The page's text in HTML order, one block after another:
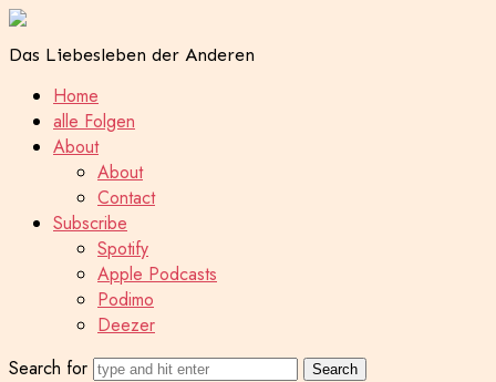
Das Liebesleben der Anderen
Home
alle Folgen
About
About
Contact
Subscribe
Spotify
Apple Podcasts
Podimo
Deezer
Search for